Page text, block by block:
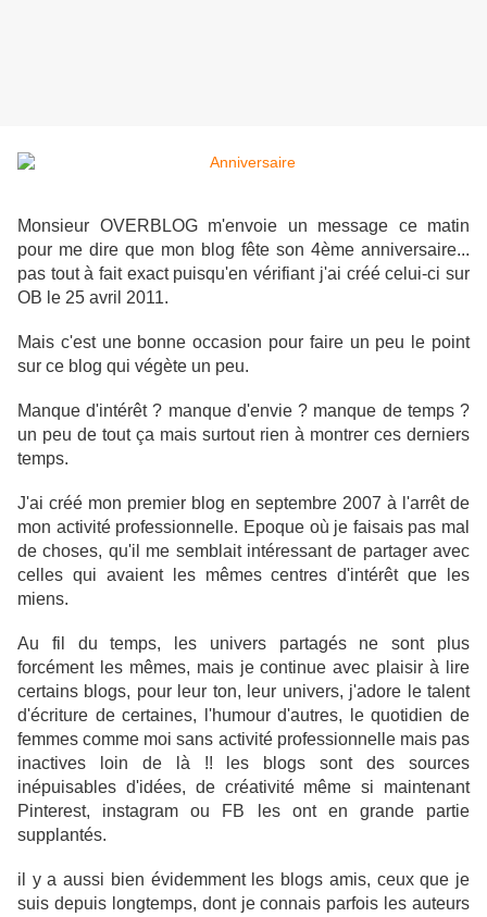
Monsieur OVERBLOG m'envoie un message ce matin
pour me dire que mon blog fête son 4ème anniversaire...
pas tout à fait exact puisqu'en vérifiant j'ai créé celui-ci sur
OB le 25 avril 2011.
Mais c'est une bonne occasion pour faire un peu le point
sur ce blog qui végète un peu.
Manque d'intérêt ? manque d'envie ? manque de temps ?
un peu de tout ça mais surtout rien à montrer ces derniers
temps.
J'ai créé mon premier blog en septembre 2007 à l'arrêt de
mon activité professionnelle. Epoque où je faisais pas mal
de choses, qu'il me semblait intéressant de partager avec
celles qui avaient les mêmes centres d'intérêt que les
miens.
Au fil du temps, les univers partagés ne sont plus
forcément les mêmes, mais je continue avec plaisir à lire
certains blogs, pour leur ton, leur univers, j'adore le talent
d'écriture de certaines, l'humour d'autres, le quotidien de
femmes comme moi sans activité professionnelle mais pas
inactives loin de là !! les blogs sont des sources
inépuisables d'idées, de créativité même si maintenant
Pinterest, instagram ou FB les ont en grande partie
supplantés.
il y a aussi bien évidemment les blogs amis, ceux que je
suis depuis longtemps, dont je connais parfois les auteurs